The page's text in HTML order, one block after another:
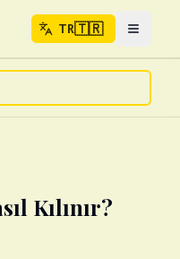
TR🇹🇷 Menuyu
Ana Sayfa
Bayram Mesajları
Kılınır?